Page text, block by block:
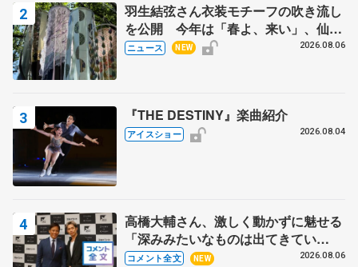
羽生結弦さん衣装モチーフの吹き流し
を公開 今年は「春よ、来い」、仙台
の瑞鳳殿
ニュース NEW 2026.08.06
『THE DESTINY』楽曲紹介
アイスショー 2026.08.04
高橋大輔さん、激しく動かずに魅せる
「深みみたいなものは出てきてい
る？」 〝兄さん〟と慕うレジェンド
コメント全文 NEW 2026.08.06